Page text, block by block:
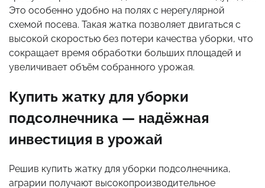
Это особенно удобно на полях с нерегулярной
схемой посева. Такая жатка позволяет двигаться с
высокой скоростью без потери качества уборки, что
сокращает время обработки больших площадей и
увеличивает объём собранного урожая.
Купить жатку для уборки
подсолнечника — надёжная
инвестиция в урожай
Решив купить жатку для уборки подсолнечника,
аграрии получают высокопроизводительное